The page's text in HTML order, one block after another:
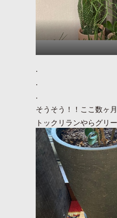
.
.
.
そうそう！！ここ数ヶ
トックリランやらグリ
植物って永遠に欲しく